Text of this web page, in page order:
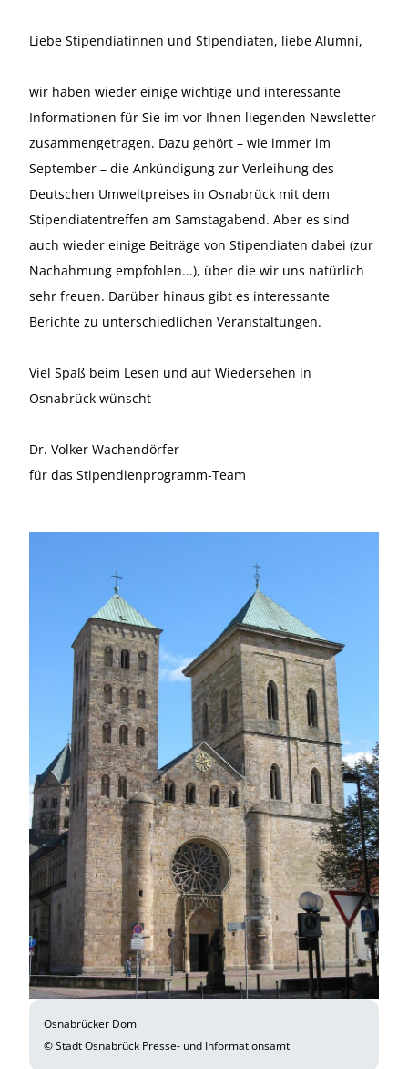
Liebe Stipendiatinnen und Stipendiaten, liebe Alumni,
wir haben wieder einige wichtige und interessante
Informationen für Sie im vor Ihnen liegenden Newsletter
zusammengetragen. Dazu gehört – wie immer im
September – die Ankündigung zur Verleihung des
Deutschen Umweltpreises in Osnabrück mit dem
Stipendiatentreffen am Samstagabend. Aber es sind
auch wieder einige Beiträge von Stipendiaten dabei (zur
Nachahmung empfohlen...), über die wir uns natürlich
sehr freuen. Darüber hinaus gibt es interessante
Berichte zu unterschiedlichen Veranstaltungen.
Viel Spaß beim Lesen und auf Wiedersehen in
Osnabrück wünscht
Dr. Volker Wachendörfer
für das Stipendienprogramm-Team
Osnabrücker Dom
© Stadt Osnabrück Presse- und Informationsamt